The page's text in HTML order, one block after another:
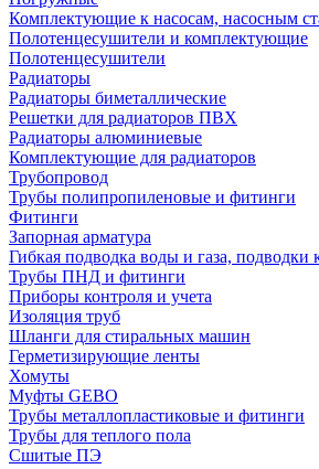
Комплектующие к насосам, насосным
Полотенцесушители и комплектующие
Полотенцесушители
Радиаторы
Радиаторы биметаллические
Решетки для радиаторов ПВХ
Радиаторы алюминиевые
Комплектующие для радиаторов
Трубопровод
Трубы полипропиленовые и фитинги
Фитинги
Запорная арматура
Гибкая подводка воды и газа, подводки
Трубы ПНД и фитинги
Приборы контроля и учета
Изоляция труб
Шланги для стиральных машин
Герметизирующие ленты
Хомуты
Муфты GEBO
Трубы металлопластиковые и фитинги
Трубы для теплого пола
Сшитые ПЭ